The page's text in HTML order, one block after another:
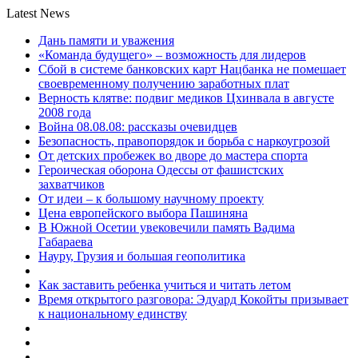
Latest News
Дань памяти и уважения
«Команда будущего» – возможность для лидеров
Сбой в системе банковских карт Нацбанка не помешает
своевременному получению заработных плат
Верность клятве: подвиг медиков Цхинвала в августе
2008 года
Война 08.08.08: рассказы очевидцев
Безопасность, правопорядок и борьба с наркоугрозой
От детских пробежек во дворе до мастера спорта
Героическая оборона Одессы от фашистских
захватчиков
От идеи – к большому научному проекту
Цена европейского выбора Пашиняна
В Южной Осетии увековечили память Вадима
Габараева
Науру, Грузия и большая геополитика
Как заставить ребенка учиться и читать летом
Время открытого разговора: Эдуард Кокойты призывает
к национальному единству